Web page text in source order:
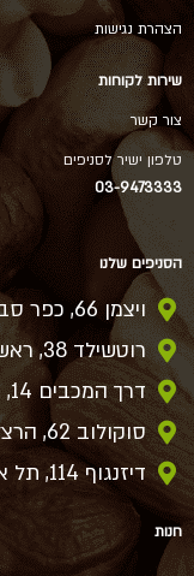
הצהרת נגישות
שירות לקוחות
צור קשר
טלפון ישיר לסניפים
03-9473333
הסניפים שלנו
ויצמן 66, כפר סבא
רוטשילד 38, ראשון לציון
דרך המכבים 14, ראשון לציון
סוקולוב 62, הרצליה
דיזנגוף 114, תל אביב
חנות